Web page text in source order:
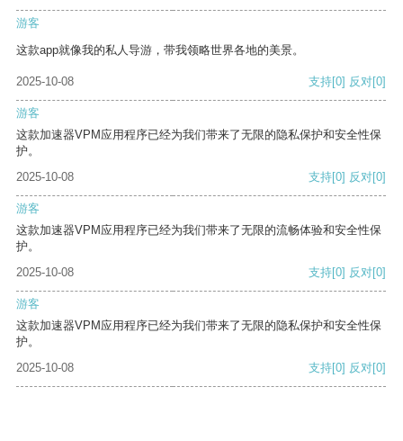
游客
这款app就像我的私人导游，带我领略世界各地的美景。
2025-10-08 支持[0] 反对[0]
游客
这款加速器VPM应用程序已经为我们带来了无限的隐私保护和安全性保
护。
2025-10-08
支持[0] 反对[0]
游客
这款加速器VPM应用程序已经为我们带来了无限的流畅体验和安全性保
护。
2025-10-08
支持[0] 反对[0]
游客
这款加速器VPM应用程序已经为我们带来了无限的隐私保护和安全性保
护。
2025-10-08
支持[0] 反对[0]